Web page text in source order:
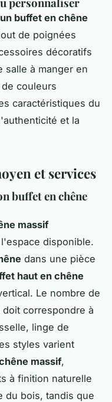
buffet en chêne
de poignées
décoratifs
salle à manger en
couleurs
caractéristiques du
et la
et services
buffet en chêne
massif
disponible.
dans une pièce
haut en chêne
Le nombre de
correspondre à
linge de
styles varient
massif,
à finition naturelle
du bois, tandis que